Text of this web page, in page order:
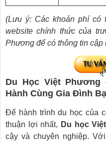
(Lưu ý: Các khoản phí có
website chính thức của
Phương để có thông tin cập
Du Học Việt
Hành Cùng Gia Đình
Để hành trình du học của
thuận lợi nhất, Du học
cậy và chuyên nghiệp.